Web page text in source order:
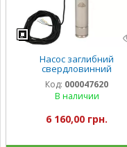
Насос заглибний
свердловинний
відцентровий Vitals aqua
3.5DC 1542-0.65r
Код: 000047620
В наличии
6 160,00 грн.